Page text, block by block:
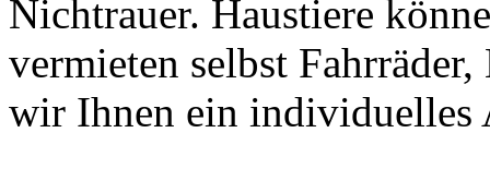
Nichtrauer. Haustiere
vermieten selbst
wir Ihnen ein individuelles